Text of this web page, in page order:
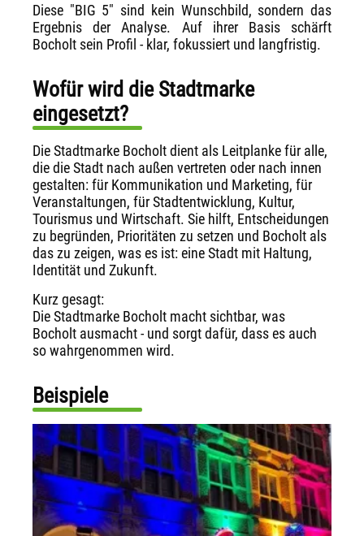
Diese "BIG 5" sind kein Wunschbild, sondern das
Ergebnis der Analyse. Auf ihrer Basis schärft
Bocholt sein Profil - klar, fokussiert und langfristig.
Wofür wird die Stadtmarke
eingesetzt?
Die Stadtmarke Bocholt dient als Leitplanke für alle,
die die Stadt nach außen vertreten oder nach innen
gestalten: für Kommunikation und Marketing, für
Veranstaltungen, für Stadtentwicklung, Kultur,
Tourismus und Wirtschaft. Sie hilft, Entscheidungen
zu begründen, Prioritäten zu setzen und Bocholt als
das zu zeigen, was es ist: eine Stadt mit Haltung,
Identität und Zukunft.
Kurz gesagt:
Die Stadtmarke Bocholt macht sichtbar, was
Bocholt ausmacht - und sorgt dafür, dass es auch
so wahrgenommen wird.
Beispiele